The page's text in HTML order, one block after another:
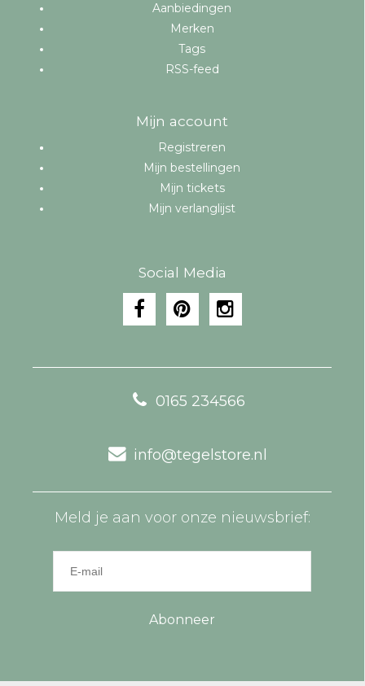
Aanbiedingen
Merken
Tags
RSS-feed
Mijn account
Registreren
Mijn bestellingen
Mijn tickets
Mijn verlanglijst
Social Media
0165 234566
info@tegelstore.nl
Meld je aan voor onze nieuwsbrief:
Abonneer